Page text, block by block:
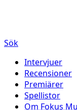
Sök
Intervjuer
Recensioner
Premiärer
Spellistor
Om Fokus